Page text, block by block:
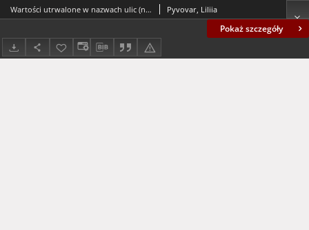
Pokaż szczegóły
Wartości utrwalone w nazwach ulic (na przykładzie Częstochowy i Humania) = Values recorded in street names (on the example of Częstochowa and Uman) Pyvovar, Liliia